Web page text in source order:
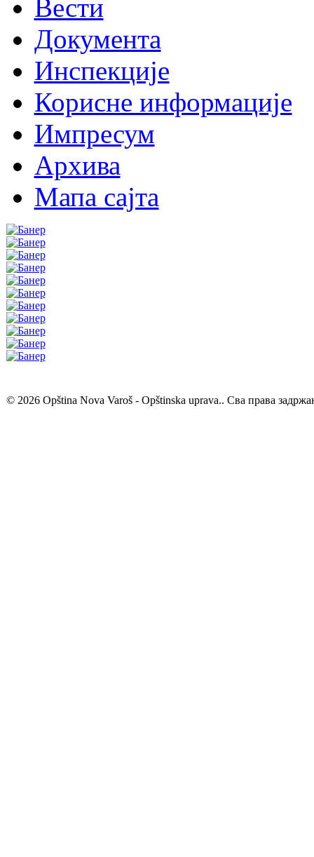
Вести
Документа
Инспекције
Корисне информације
Импресум
Архива
Мапа сајта
© 2026 Opština Nova Varoš - Opštinska uprava.. Сва права